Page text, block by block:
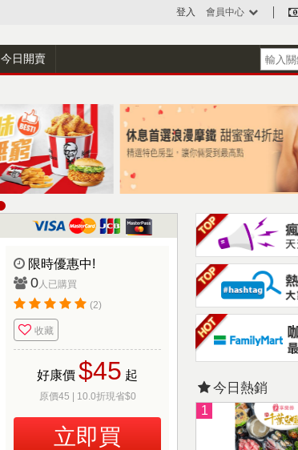
登入 會員中心
今日開賣
限時優惠中!
0人已購買
(2)
收藏
好康價 $45 起
原價45 | 10.0折現省$0
立即買
今日熱銷
1